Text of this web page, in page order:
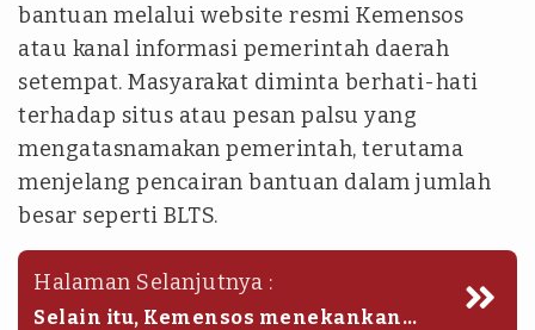
bantuan melalui website resmi Kemensos
atau kanal informasi pemerintah daerah
setempat. Masyarakat diminta berhati-hati
terhadap situs atau pesan palsu yang
mengatasnamakan pemerintah, terutama
menjelang pencairan bantuan dalam jumlah
besar seperti BLTS.
Halaman Selanjutnya :
Selain itu, Kemensos menekankan